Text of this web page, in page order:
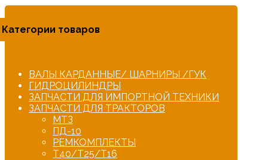
Категории товаров
ВАЛЫ КАРДАННЫЕ/ ШАРНИРЫ /ГУК
ГИДРОЦИЛИНДРЫ
ЗАПЧАСТИ ДЛЯ ИМПОРТНОЙ ТЕХНИКИ
ЗАПЧАСТИ ДЛЯ ТРАКТОРОВ
МТЗ
ПД-10
РЕМКОМПЛЕКТЫ
Т40/Т25/Т16